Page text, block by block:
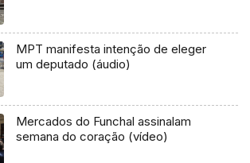
MPT manifesta intenção de eleger
um deputado (áudio)
Mercados do Funchal assinalam
semana do coração (vídeo)